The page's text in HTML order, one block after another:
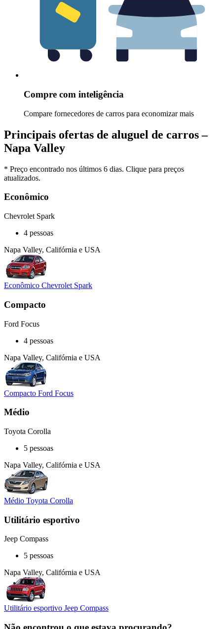
Compre com inteligência
Compare fornecedores de carros para economizar mais
Principais ofertas de aluguel de carros –
Napa Valley
* Preço encontrado nos últimos 6 dias. Clique para preços
atualizados.
Econômico
Chevrolet Spark
4 pessoas
Napa Valley, Califórnia e USA
Econômico Chevrolet Spark
Compacto
Ford Focus
4 pessoas
Napa Valley, Califórnia e USA
Compacto Ford Focus
Médio
Toyota Corolla
5 pessoas
Napa Valley, Califórnia e USA
Médio Toyota Corolla
Utilitário esportivo
Jeep Compass
5 pessoas
Napa Valley, Califórnia e USA
Utilitário esportivo Jeep Compass